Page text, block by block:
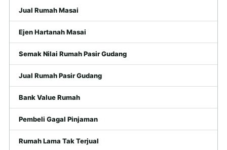
Jual Rumah Masai
Ejen Hartanah Masai
Semak Nilai Rumah Pasir Gudang
Jual Rumah Pasir Gudang
Bank Value Rumah
Pembeli Gagal Pinjaman
Rumah Lama Tak Terjual